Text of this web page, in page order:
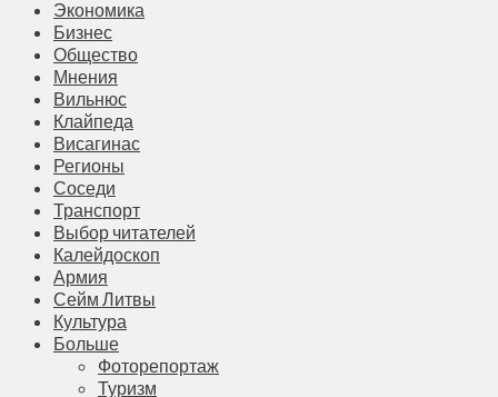
Экономика
Бизнес
Общество
Мнения
Вильнюс
Клайпеда
Висагинас
Регионы
Соседи
Транспорт
Выбор читателей
Калейдоскоп
Армия
Сейм Литвы
Культура
Больше
Фоторепортаж
Туризм